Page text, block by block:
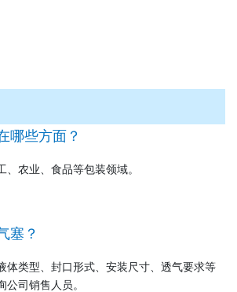
哪些方面？
、农业、食品等包装领域。
塞？
体类型、封口形式、安装尺寸、透气要求等
公司销售人员。